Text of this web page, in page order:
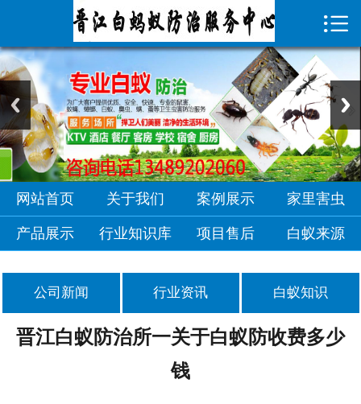
 首页
关于我们
案例展示
家里害虫
产品展示
行业知识库

网站首页 关于我们 案例展示 家里害虫
产品展示 行业知识库 项目售后 白蚁来源
公司新闻 行业资讯 白蚁知识
晋江白蚁防治所一关于白蚁防收费多少
钱